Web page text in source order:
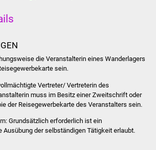
Dienstleistungen
Lebenslagen
Formulare
Bürgerinfos
die Veranstalterin eines Wanderlagers
sein.
Vertreter/ Vertreterin des
muss im Besitz einer Zweitschrift oder
der Reisegewerbekarte des Veranstalters sein.
Grundsätzlich erforderlich ist ein
Ausübung der selbständigen Tätigkeit erlaubt.